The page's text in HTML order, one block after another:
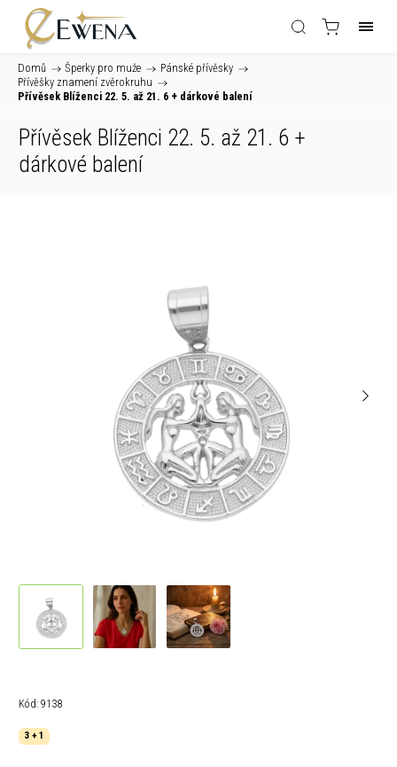
Domů / Šperky pro muže / Pánské přívěsky /
Přívěšky znamení zvěrokruhu /
Přívěsek Blíženci 22. 5. až 21. 6 + dárkové balení
Přívěsek Blíženci 22. 5. až 21. 6 +
dárkové balení
Kód: 9138
3 + 1